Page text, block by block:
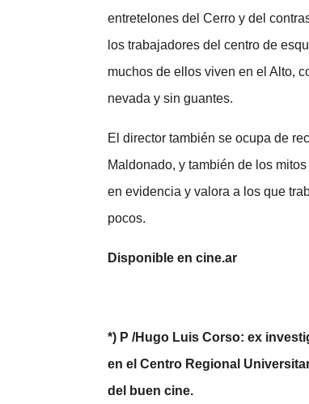
entretelones del Cerro y del
los trabajadores del centro de
muchos de ellos viven en el Alto,
nevada y sin guantes.
El director también se ocupa de
Maldonado, y también de los
en evidencia y valora a los que
pocos.
Disponible en cine.ar
*) P /Hugo Luis Corso: ex
en el Centro Regional
del buen cine.